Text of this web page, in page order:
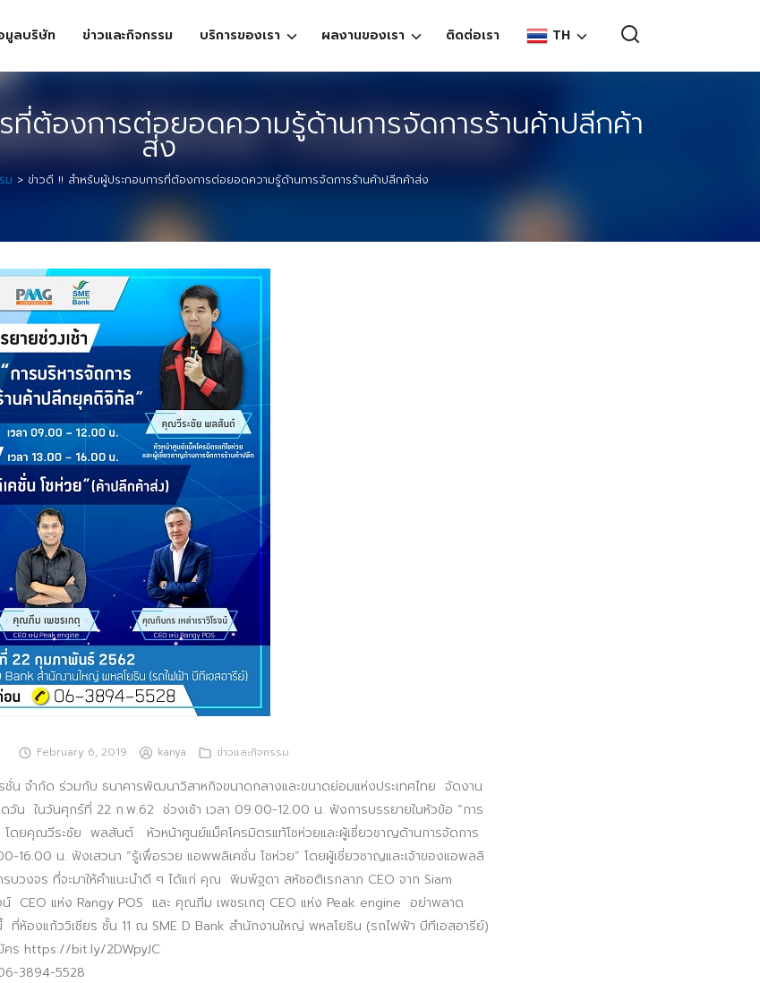
มูลบริษัท ข่าวและกิจกรรม บริการของเรา ผลงานของเรา ติดต่อเรา TH
TH
Search
for:
Search
ที่ต้องการต่อยอดความรู้ด้านการจัดการร้านค้าปลีกค้า
ส่ง
ม > ข่าวดี !! สำหรับผู้ประกอบการที่ต้องการต่อยอดความรู้ด้านการจัดการร้านค้าปลีกค้าส่ง
February 6, 2019 kanya ข่าวและกิจกรรม
น จำกัด ร่วมกับ ธนาคารพัฒนาวิสาหกิจขนาดกลางและขนาดย่อมแห่งประเทศไทย จัดงาน
วัน ในวันศุกร์ที่ 22 ก.พ.62 ช่วงเช้า เวลา 09.00-12.00 น. ฟังการบรรยายในหัวข้อ “การ
โดยคุณวีระชัย พลสันต์ หัวหน้าศูนย์แม็คโครมิตรแท้โชห่วยและผู้เชี่ยวชาญด้านการจัดการ
16.00 น. ฟังเสวนา “รู้เพื่อรวย แอพพลิเคชั่น โชห่วย” โดยผู้เชี่ยวชาญและเจ้าของแอพลลิ
บวงจร ที่จะมาให้คำแนะนำดี ๆ ได้แก่ คุณ พิมพ์ฐดา สหัชอติเรกลาภ CEO จาก Siam
CEO แห่ง Rangy POS และ คุณภีม เพชรเกตุ CEO แห่ง Peak engine อย่าพลาด
ห้องแก้ววิเชียร ชั้น 11 ณ SME D Bank สำนักงานใหญ่ พหลโยธิน (รถไฟฟ้า บีทีเอสอารีย์)
ร https://bit.ly/2DWpyJC
3894-5528